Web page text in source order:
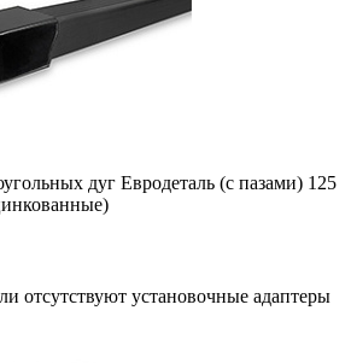
дуг Евродеталь (с пазами) 125
отсутствуют установочные адаптеры